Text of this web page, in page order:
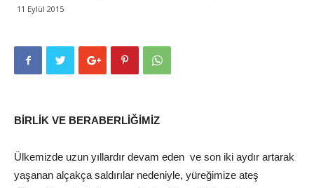
11 Eylül 2015
BİRLİK VE BERABERLİĞİMİZ
Ülkemizde uzun yıllardır devam eden ve son iki aydır artarak
yaşanan alçakça saldırılar nedeniyle, yüreğimize ateş